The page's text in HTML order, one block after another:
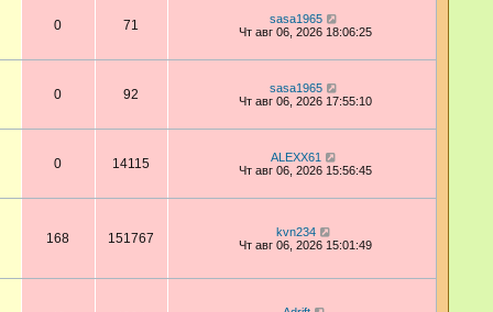
0 71
sasa1965
Чт авг 06, 2026 18:06:25
0 92
sasa1965
Чт авг 06, 2026 17:55:10
0 14115
ALEXX61
Чт авг 06, 2026 15:56:45
168 151767
kvn234
Чт авг 06, 2026 15:01:49